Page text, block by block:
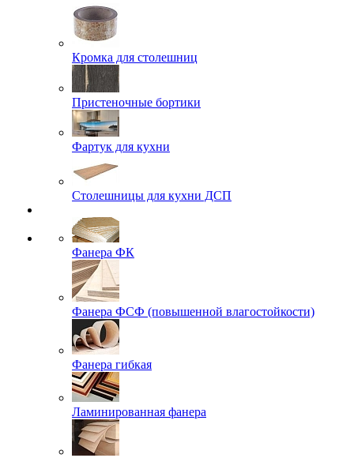
Кромка для столешниц
Пристеночные бортики
Фартук для кухни
Столешницы для кухни ДСП
Фанера ФК
Фанера ФСФ (повышенной влагостойкости)
Фанера гибкая
Ламинированная фанера